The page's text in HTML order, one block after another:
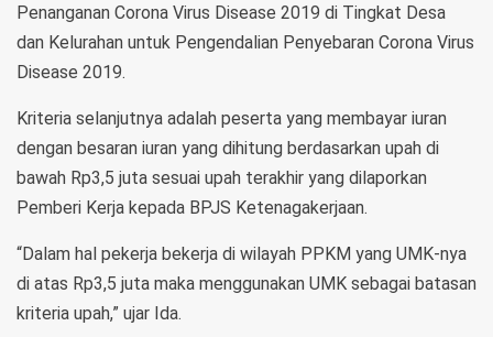
Penanganan Corona Virus Disease 2019 di Tingkat Desa
dan Kelurahan untuk Pengendalian Penyebaran Corona Virus
Disease 2019.
Kriteria selanjutnya adalah peserta yang membayar iuran
dengan besaran iuran yang dihitung berdasarkan upah di
bawah Rp3,5 juta sesuai upah terakhir yang dilaporkan
Pemberi Kerja kepada BPJS Ketenagakerjaan.
“Dalam hal pekerja bekerja di wilayah PPKM yang UMK-nya
di atas Rp3,5 juta maka menggunakan UMK sebagai batasan
kriteria upah,” ujar Ida.